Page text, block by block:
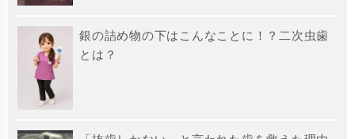
銀の詰め物の下はこんなことに！？二次虫歯
とは？